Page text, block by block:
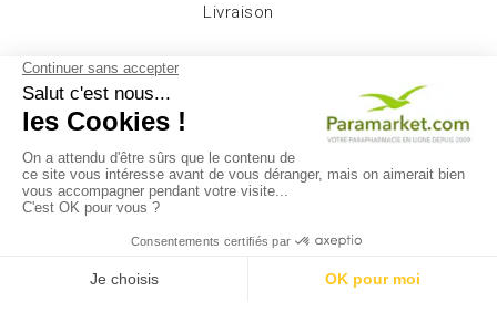
Livraison
Mentions légales
Conditions d'utilisation
A propos